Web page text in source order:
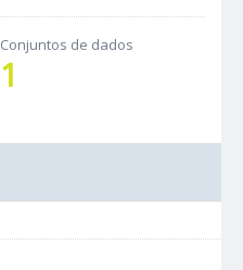
Conjuntos de dados
1